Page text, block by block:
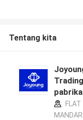
Tentang kita